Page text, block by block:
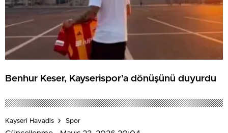
Benhur Keser, Kayserispor’a dönüşünü duyurdu
Kayseri Havadis Spor